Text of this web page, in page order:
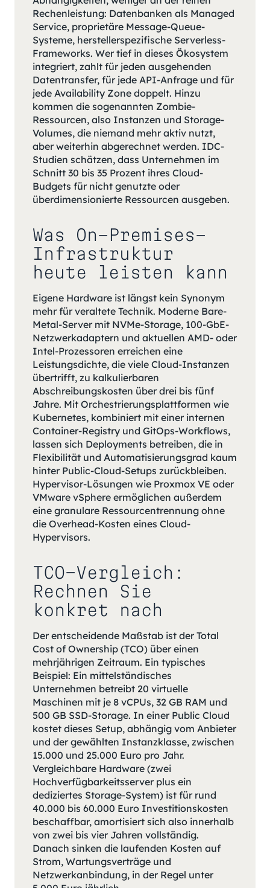
Rechenleistung: Datenbanken als Managed
Service, proprietäre Message-Queue-
Systeme, herstellerspezifische Serverless-
Frameworks. Wer tief in dieses Ökosystem
integriert, zahlt für jeden ausgehenden
Datentransfer, für jede API-Anfrage und für
jede Availability Zone doppelt. Hinzu
kommen die sogenannten Zombie-
Ressourcen, also Instanzen und Storage-
Volumes, die niemand mehr aktiv nutzt,
aber weiterhin abgerechnet werden. IDC-
Studien schätzen, dass Unternehmen im
Schnitt 30 bis 35 Prozent ihres Cloud-
Budgets für nicht genutzte oder
überdimensionierte Ressourcen ausgeben.
Was On-Premises-
Infrastruktur
heute leisten kann
Eigene Hardware ist längst kein Synonym
mehr für veraltete Technik. Moderne Bare-
Metal-Server mit NVMe-Storage, 100-GbE-
Netzwerkadaptern und aktuellen AMD- oder
Intel-Prozessoren erreichen eine
Leistungsdichte, die viele Cloud-Instanzen
übertrifft, zu kalkulierbaren
Abschreibungskosten über drei bis fünf
Jahre. Mit Orchestrierungsplattformen wie
Kubernetes, kombiniert mit einer internen
Container-Registry und GitOps-Workflows,
lassen sich Deployments betreiben, die in
Flexibilität und Automatisierungsgrad kaum
hinter Public-Cloud-Setups zurückbleiben.
Hypervisor-Lösungen wie Proxmox VE oder
VMware vSphere ermöglichen außerdem
eine granulare Ressourcentrennung ohne
die Overhead-Kosten eines Cloud-
Hypervisors.
TCO-Vergleich:
Rechnen Sie
konkret nach
Der entscheidende Maßstab ist der Total
Cost of Ownership (TCO) über einen
mehrjährigen Zeitraum. Ein typisches
Beispiel: Ein mittelständisches
Unternehmen betreibt 20 virtuelle
Maschinen mit je 8 vCPUs, 32 GB RAM und
500 GB SSD-Storage. In einer Public Cloud
kostet dieses Setup, abhängig vom Anbieter
und der gewählten Instanzklasse, zwischen
15.000 und 25.000 Euro pro Jahr.
Vergleichbare Hardware (zwei
Hochverfügbarkeitsserver plus ein
dediziertes Storage-System) ist für rund
40.000 bis 60.000 Euro Investitionskosten
beschaffbar, amortisiert sich also innerhalb
von zwei bis vier Jahren vollständig.
Danach sinken die laufenden Kosten auf
Strom, Wartungsverträge und
Netzwerkanbindung, in der Regel unter